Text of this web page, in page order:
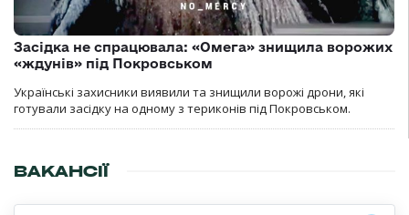
Засідка не спрацювала: «Омега» знищила ворожих
«ждунів» під Покровськом
Українські захисники виявили та знищили ворожі дрони, які
готували засідку на одному з териконів під Покровськом.
ВАКАНСІЇ